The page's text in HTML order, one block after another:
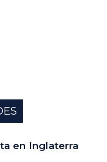
en Inglaterra